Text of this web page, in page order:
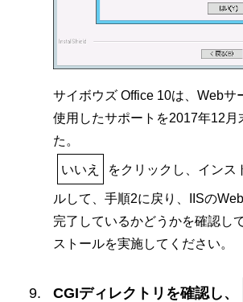
サイボウズ Office 10は、Webサ
使用したサポートを2017年12月
た。
いいえ をクリックし、インス
ルして、手順2に戻り、IISの
完了しているかどうかを確認し
ストールを実施してください。
CGIディレクトリを確認し、